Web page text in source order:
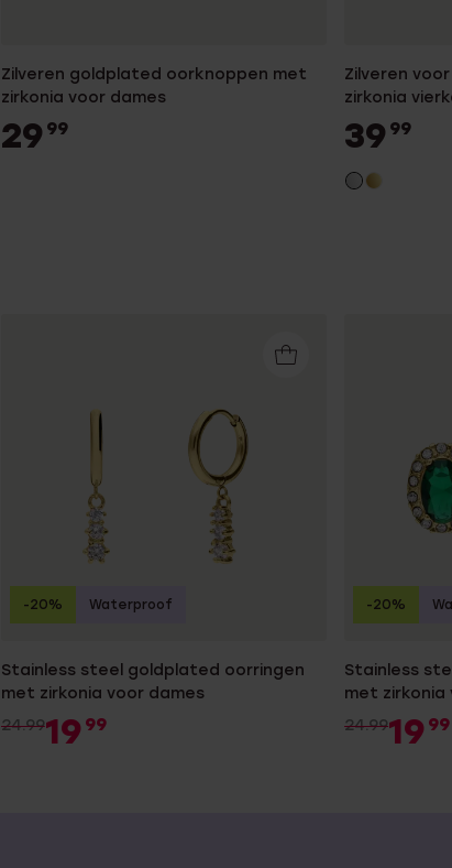
Zilveren goldplated oorknoppen met
zirkonia voor dames
29 99
Zilveren
zirkonia
39 99
Stainless steel goldplated oorringen
met zirkonia voor dames
24.9919 99
-20% Waterproof
Stainless
met zirkonia
24.9919 99
-20%